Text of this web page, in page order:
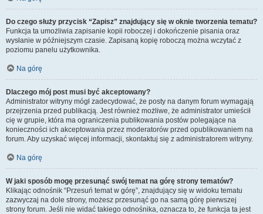
Do czego służy przycisk “Zapisz” znajdujący się w oknie tworzenia tematu?
Funkcja ta umożliwia zapisanie kopii roboczej i dokończenie pisania oraz
wysłanie w późniejszym czasie. Zapisaną kopię roboczą można wczytać z
poziomu panelu użytkownika.
Na górę
Dlaczego mój post musi być akceptowany?
Administrator witryny mógł zadecydować, że posty na danym forum wymagają
przejrzenia przed publikacją. Jest również możliwe, że administrator umieścił
cię w grupie, która ma ograniczenia publikowania postów polegające na
konieczności ich akceptowania przez moderatorów przed opublikowaniem na
forum. Aby uzyskać więcej informacji, skontaktuj się z administratorem witryny.
Na górę
W jaki sposób mogę przesunąć swój temat na górę strony tematów?
Klikając odnośnik “Przesuń temat w górę”, znajdujący się w widoku tematu
zazwyczaj na dole strony, możesz przesunąć go na samą górę pierwszej
strony forum. Jeśli nie widać takiego odnośnika, oznacza to, że funkcja ta jest